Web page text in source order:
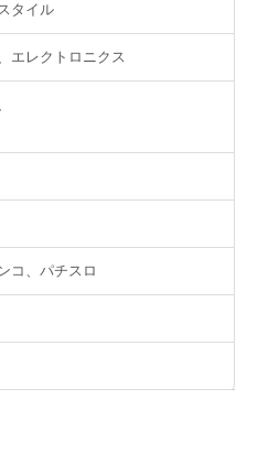
タイル
エレクトロニクス
コ、パチスロ